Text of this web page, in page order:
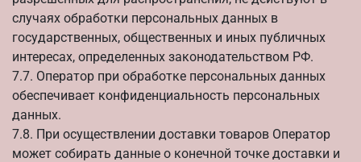
случаях обработки персональных данных в
государственных, общественных и иных публичных
интересах, определенных законодательством РФ.
7.7. Оператор при обработке персональных данных
обеспечивает конфиденциальность персональных
данных.
7.8. При осуществлении доставки товаров Оператор
может собирать данные о конечной точке доставки и